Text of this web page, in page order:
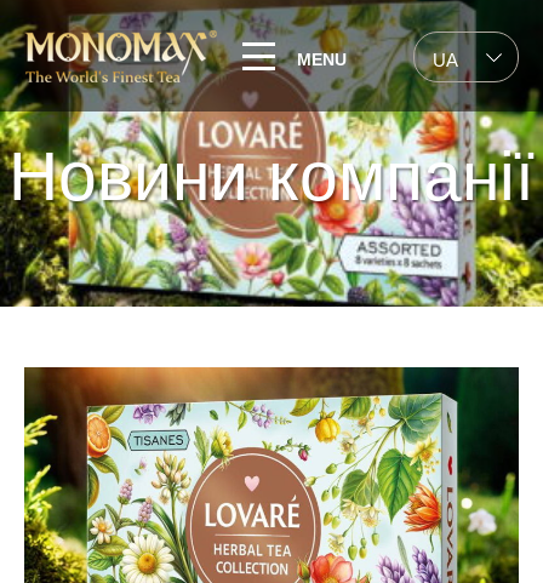
MENU UA
Новини компанії